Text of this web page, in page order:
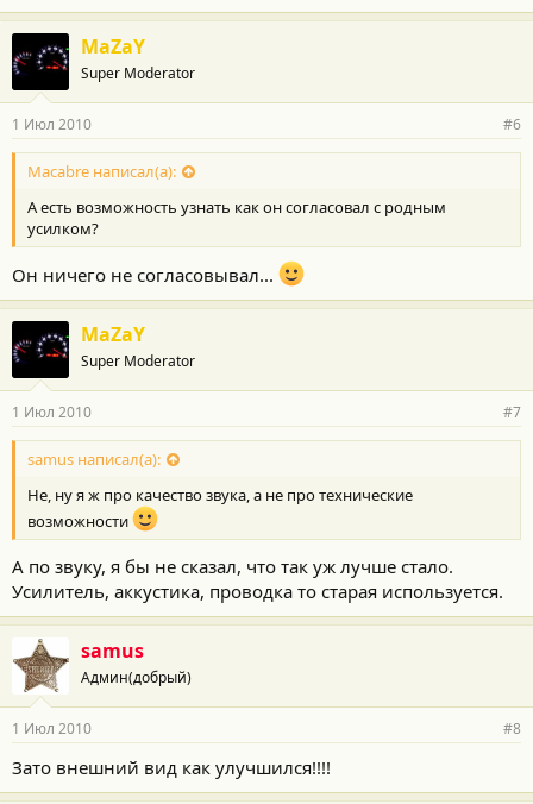
MaZaY
Super Moderator
1 Июл 2010 #6
Macabre написал(а):
А есть возможность узнать как он согласовал с родным
усилком?
Он ничего не согласовывал...
MaZaY
Super Moderator
1 Июл 2010 #7
samus написал(а):
Не, ну я ж про качество звука, а не про технические
возможности
А по звуку, я бы не сказал, что так уж лучше стало.
Усилитель, аккустика, проводка то старая используется.
samus
Админ(добрый)
1 Июл 2010 #8
Зато внешний вид как улучшился!!!!